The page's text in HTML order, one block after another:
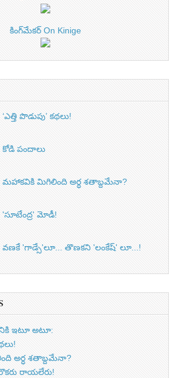
కింగ్‌మేకర్ On Kinige
‘ఎత్తి పొడుపు’ కథలు!
కోడి పందాలు
మహాకవికి మిగిలింది అర్ధ శతాబ్దమేనా?
'సూటేంద్ర' మోడీ!
వణకే 'గాడ్సే'లూ... తొణకని 'లంకేష్‌' లూ...!
ఇటూ అటూ:
అర్ధ శతాబ్దమేనా?
రాయలేరు!